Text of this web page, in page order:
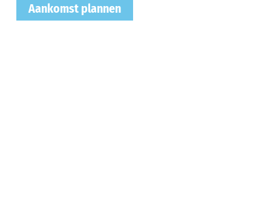
Aankomst plannen